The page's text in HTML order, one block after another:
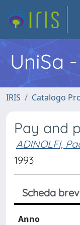
UniSa -
IRIS Catalogo
Pay and
ADINOLFI,
1993
Scheda
Anno